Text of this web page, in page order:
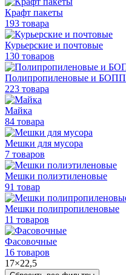
Крафт пакеты
193 товара
Курьерские и почтовые
130 товаров
Полипропиленовые и БОПП
223 товара
Майка
84 товара
Мешки для мусора
7 товаров
Мешки полиэтиленовые
91 товар
Мешки полипропиленовые
11 товаров
Фасовочные
16 товаров
17×22,5